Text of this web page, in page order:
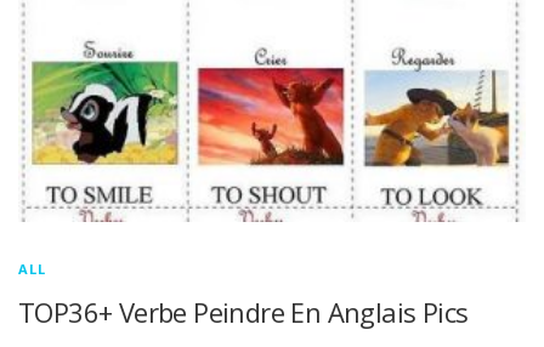
ALL
TOP36+ Verbe Peindre En Anglais Pics